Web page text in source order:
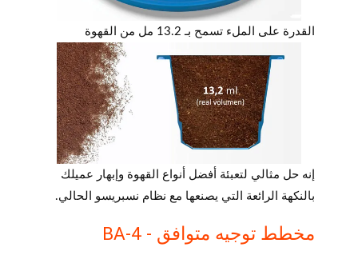
القدرة على الملء تسمح بـ 13.2 مل من القهوة
إنه حل مثالي لتعبئة أفضل أنواع القهوة وإبهار عميلك
بالنكهة الرائعة التي يصنعها مع نظام نسبريسو الحالي.
مخطط توجيه متوافق - BA-4